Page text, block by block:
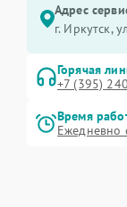
Адрес
г. Иркутск,
Горячая
+7 (395)
Время
Ежедневно